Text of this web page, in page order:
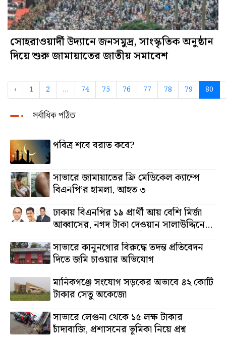
সোহরাওয়ার্দী উদ্যানে জনসমুদ্র, সাংস্কৃতিক অনুষ্ঠান
দিয়ে শুরু জামায়াতের জাতীয় সমাবেশ
‹ 1 2 ... 74 75 76 77 78 79 80
সর্বাধিক পঠিত
পবিত্র শবে বরাত কবে?
সাভারে জামায়াতের ফ্রি মেডিকেল ক্যাম্পে
বিএনপি’র হামলা, আহত ৩
ঢাকায় বিএনপির ১৯ প্রার্থী আয় বেশি মির্জা
আব্বাসের, নগদ টাকা দেওয়ান সালাউদ্দিনের,
অস্থাবর সম্পত্তি তমিজউদ্দিনের
সাভারে কানুনগোর বিরুদ্ধে তদন্ত প্রতিবেদন
দিতে জমি চাওয়ার অভিযোগ
মানিকগঞ্জে সংযোগ সড়কের অভাবে ৪২ কোটি
টাকার সেতু অকেজো
সাভারে লেগুনা থেকে ১৫ লক্ষ টাকার
চাঁদাবাজি, প্রশাসনের ভূমিকা নিয়ে প্রশ্ন